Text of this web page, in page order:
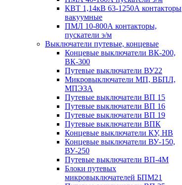
КВТ 1,14кВ 63-1250А контакторы
вакуумные
ПМЛ 10-800А контакторы,
пускатели э/м
Выключатели путевые, концевые
Концевые выключатели ВК-200,
ВК-300
Путевые выключатели ВУ22
Микровыключатели МП, ВБПЛ,
МПЭЗА
Путевые выключатели ВП 15
Путевые выключатели ВП 16
Путевые выключатели ВП 19
Путевые выключатели ВПК
Концевые выключатели КУ, НВ
Концевые выключатели ВУ-150,
ВУ-250
Путевые выключатели ВП-4М
Блоки путевых
микровыключателей БПМ21